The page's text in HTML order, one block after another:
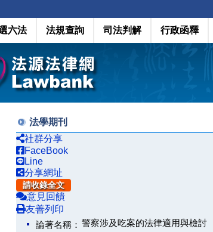
六法 法規查詢 司法判解 行政函釋
法學期刊
社群分享
FaceBook
Line
分享網址
請收錄全文
意見回饋
友善列印
論著名稱： 警察涉及吃案的法律適用與檢討